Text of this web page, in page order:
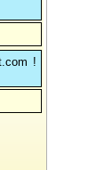
!